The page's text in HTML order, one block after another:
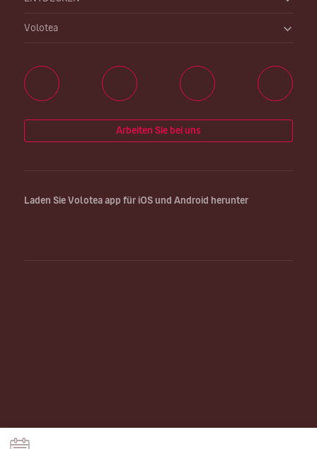
Volotea
Arbeiten Sie bei uns
Laden Sie Volotea app für iOS und Android herunter